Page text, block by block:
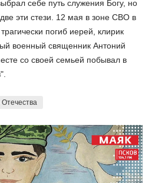
себе путь служения Богу, но
эти стези. 12 мая в зоне СВО в
погиб иерей, клирик
военный священник Антоний
со своей семьей побывал в